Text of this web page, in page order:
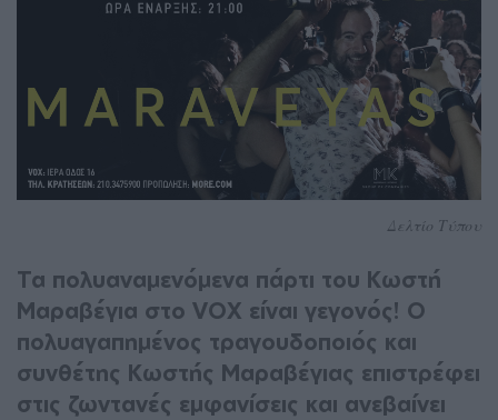
Δελτίο Τύπου
Τα πολυαναμενόμενα πάρτι του Κωστή
Μαραβέγια στο VOX είναι γεγονός! Ο
πολυαγαπημένος τραγουδοποιός και
συνθέτης Κωστής Μαραβέγιας επιστρέφει
στις ζωντανές εμφανίσεις και ανεβαίνει